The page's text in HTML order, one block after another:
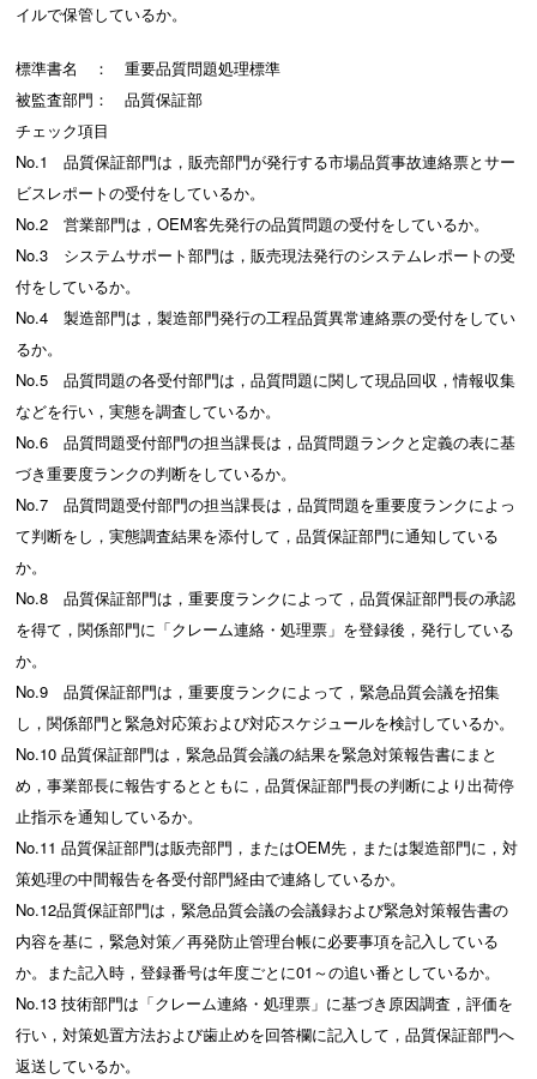
イルで保管しているか。
標準書名 ： 重要品質問題処理標準
被監査部門： 品質保証部
チェック項目
No.1 品質保証部門は，販売部門が発行する市場品質事故連絡票とサー
ビスレポートの受付をしているか。
No.2 営業部門は，OEM客先発行の品質問題の受付をしているか。
No.3 システムサポート部門は，販売現法発行のシステムレポートの受
付をしているか。
No.4 製造部門は，製造部門発行の工程品質異常連絡票の受付をしてい
るか。
No.5 品質問題の各受付部門は，品質問題に関して現品回収，情報収集
などを行い，実態を調査しているか。
No.6 品質問題受付部門の担当課長は，品質問題ランクと定義の表に基
づき重要度ランクの判断をしているか。
No.7 品質問題受付部門の担当課長は，品質問題を重要度ランクによっ
て判断をし，実態調査結果を添付して，品質保証部門に通知している
か。
No.8 品質保証部門は，重要度ランクによって，品質保証部門長の承認
を得て，関係部門に「クレーム連絡・処理票」を登録後，発行している
か。
No.9 品質保証部門は，重要度ランクによって，緊急品質会議を招集
し，関係部門と緊急対応策および対応スケジュールを検討しているか。
No.10 品質保証部門は，緊急品質会議の結果を緊急対策報告書にまと
め，事業部長に報告するとともに，品質保証部門長の判断により出荷停
止指示を通知しているか。
No.11 品質保証部門は販売部門，またはOEM先，または製造部門に，対
策処理の中間報告を各受付部門経由で連絡しているか。
No.12品質保証部門は，緊急品質会議の会議録および緊急対策報告書の
内容を基に，緊急対策／再発防止管理台帳に必要事項を記入している
か。また記入時，登録番号は年度ごとに01～の追い番としているか。
No.13 技術部門は「クレーム連絡・処理票」に基づき原因調査，評価を
行い，対策処置方法および歯止めを回答欄に記入して，品質保証部門へ
返送しているか。